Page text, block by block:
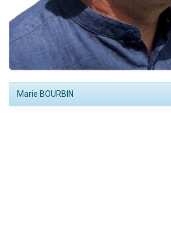
Marie BOURBIN